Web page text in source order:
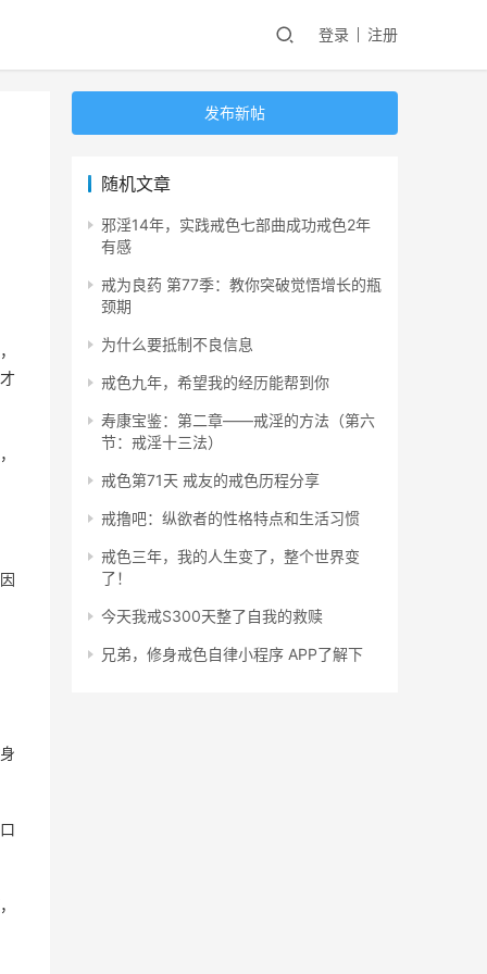
登录 注册
发布新帖
随机文章
邪淫14年，实践戒色七部曲成功戒色2年
有感
戒为良药 第77季：教你突破觉悟增长的瓶
颈期
为什么要抵制不良信息
戒色九年，希望我的经历能帮到你
寿康宝鉴：第二章——戒淫的方法（第六
节：戒淫十三法）
戒色第71天 戒友的戒色历程分享
戒撸吧：纵欲者的性格特点和生活习惯
戒色三年，我的人生变了，整个世界变
了！
今天我戒S300天整了自我的救赎
兄弟，修身戒色自律小程序 APP了解下